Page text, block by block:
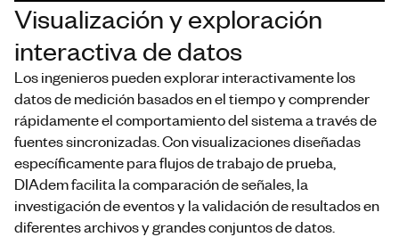
Visualización y exploración
interactiva de datos
Los ingenieros pueden explorar interactivamente los
datos de medición basados en el tiempo y comprender
rápidamente el comportamiento del sistema a través de
fuentes sincronizadas. Con visualizaciones diseñadas
específicamente para flujos de trabajo de prueba,
DIAdem facilita la comparación de señales, la
investigación de eventos y la validación de resultados en
diferentes archivos y grandes conjuntos de datos.